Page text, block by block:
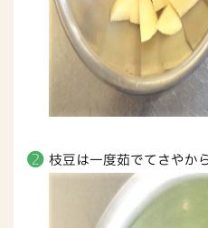
枝豆は一度茹でてさやか